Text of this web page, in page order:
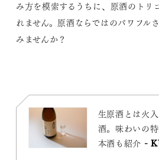
み方を模索するうちに、原酒のトリ
れません。原酒ならではのパワフル
みませんか？
生原酒とは火
酒。味わいの
本酒も紹介 -